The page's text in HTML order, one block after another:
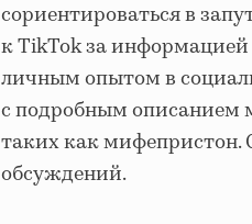
сориентироваться в
к TikTok за информацией
личным опытом в
с подробным описанием
таких как мифепристон.
обсуждений.